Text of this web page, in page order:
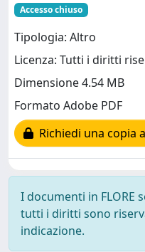
Accesso chiuso
Tipologia: Altro
Licenza: Tutti i diritti
Dimensione 4.54 MB
Formato Adobe PDF
Richiedi una copia
I documenti in
tutti i diritti sono
indicazione.